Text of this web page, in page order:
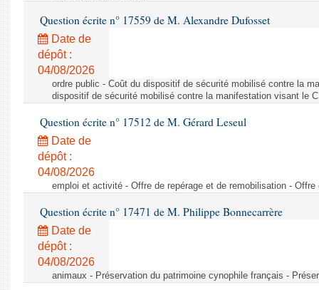
Question écrite n° 17559 de M. Alexandre Dufosset
Date de
dépôt :
04/08/2026
ordre public - Coût du dispositif de sécurité mobilisé contre la
dispositif de sécurité mobilisé contre la manifestation visant le
Question écrite n° 17512 de M. Gérard Leseul
Date de
dépôt :
04/08/2026
emploi et activité - Offre de repérage et de remobilisation -
Question écrite n° 17471 de M. Philippe Bonnecarrère
Date de
dépôt :
04/08/2026
animaux - Préservation du patrimoine cynophile français -